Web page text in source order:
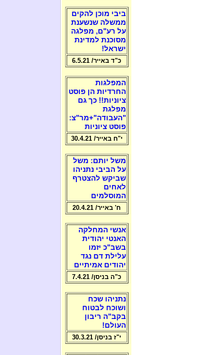
ביבי מוכן להקים
ממשלה שנשענת
על רע"ם, מפלגה
מסוכנת למדינת
ישראל!
כ"ד באייר/ 6.5.21
המפלגות
החרדיות הן פוסט
ציוניות!! כך גם
מפלגת
"העבודה"+מר"צ:
פוסט ציוניות
י"ח באייר/ 30.4.21
משל יותם: משל
על הביבי נתניהו
שביקש להצטרף
לאחים
המוסלמים
ח' באייר/ 20.4.21
אנשי המחלקה
האנטי יהודית
בשב"כ יזמו
עלילת דם נגד
יהודים אמיתיים
כ"ה בניסן/ 7.4.21
נתניהו שכח
ושוכח לבטוח
בקב"ה ריבון
העולם!
י"ז בניסן/ 30.3.21